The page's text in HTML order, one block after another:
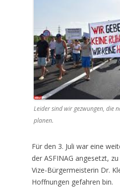
Leider sind wir gezwungen, die
planen.
Für den 3. Juli war eine
der ASFINAG angesetzt,
Vize-Bürgermeisterin Dr.
Hoffnungen gefahren bin.